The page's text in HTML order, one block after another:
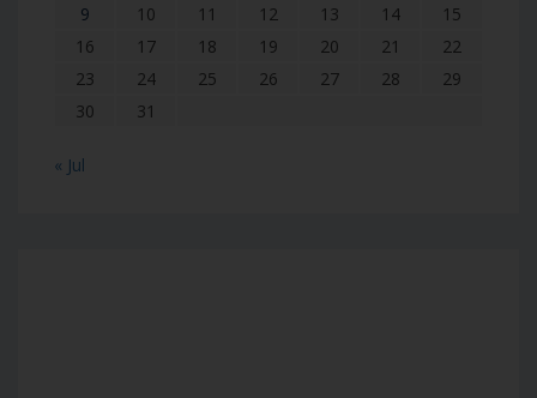
9
10 11 12 13 14
15
16
17 18 19 20 21
22
23
24 25 26 27 28
29
30
31
« Jul